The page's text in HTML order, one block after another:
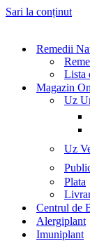
Sari la conținut
Remedii
Lista
Magazin
Uz
Uz
Plata
Centrul de
Alergiplant
Imuniplant